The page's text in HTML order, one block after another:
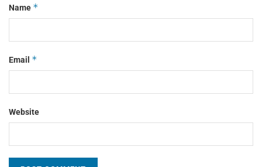
Name *
Email *
Website